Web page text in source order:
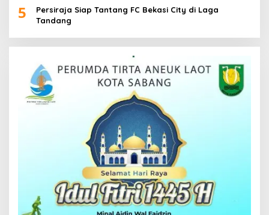
5
Persiraja Siap Tantang FC Bekasi City di Laga
Tandang